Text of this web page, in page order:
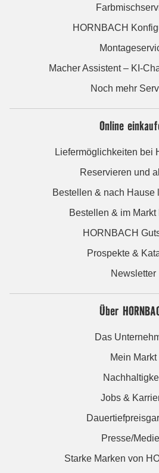
HORNBACH
Macher Assistent – KI-
Noch mehr
Online
Liefermöglichkeiten bei
Reservieren und
Bestellen & nach Hause
Bestellen & im Markt
HORNBACH
Prospekte &
Newsletter
Über
Das
Mein Markt
Jobs &
Presse/
Starke Marken von